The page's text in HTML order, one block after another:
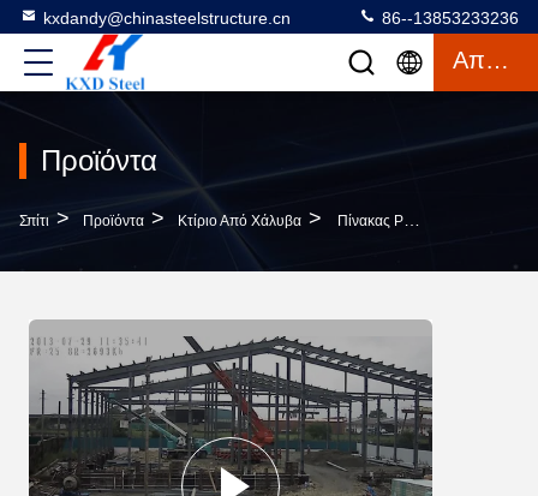
kxdandy@chinasteelstructure.cn 86--13853233236
Απόσπασμα
Προϊόντα
Σπίτι > Προϊόντα > Κτίριο Από Χάλυβα > Πίνακας PU Χάλυβα Φρέμα Αποθήκες Ψυχροκάμαρα Προδιασκευασμένο Χάλυβα Κτίριο Custom